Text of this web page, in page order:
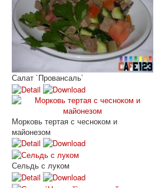
Салат `Провансаль`
Морковь тертая с чесноком и
майонезом
Сельдь с луком